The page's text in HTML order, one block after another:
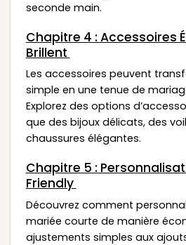
seconde main.
Chapitre 4 : Accessoires
Brillent
Les accessoires peuvent
simple en une tenue de
Explorez des options
que des bijoux délicats, des
chaussures élégantes.
Chapitre 5 :
Friendly
Découvrez comment
mariée courte de manière
ajustements simples aux